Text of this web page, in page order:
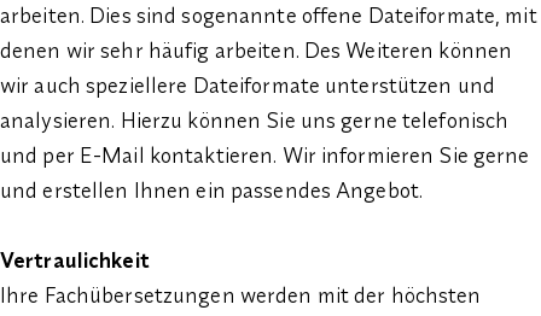
arbeiten. Dies sind sogenannte offene Dateiformate, mit
denen wir sehr häufig arbeiten. Des Weiteren können
wir auch speziellere Dateiformate unterstützen und
analysieren. Hierzu können Sie uns gerne telefonisch
und per E-Mail kontaktieren. Wir informieren Sie gerne
und erstellen Ihnen ein passendes Angebot.
Vertraulichkeit
Ihre Fachübersetzungen werden mit der höchsten